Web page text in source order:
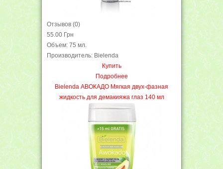
Отзывов (0)
55.00 Грн
Объем: 75 мл.
Производитель: Bielenda
Купить
Подробнее
Bielenda АВОКАДО Мягкая двух-фазная
жидкость для демакияжа глаз 140 мл